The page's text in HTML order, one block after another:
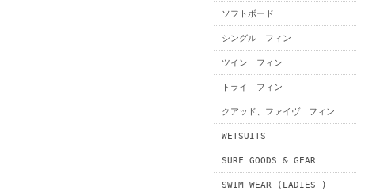
ソフトボード
シングル フィン
ツイン フィン
トライ フィン
クアッド、ファイヴ フィン
WETSUITS
SURF GOODS & GEAR
SWIM WEAR (LADIES )